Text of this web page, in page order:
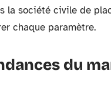
la société civile de
chaque paramètre.
du